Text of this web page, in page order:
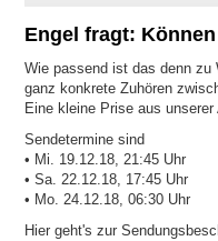
Engel fragt:
Wie passend ist das denn zu
ganz konkrete Zuhören
Eine kleine Prise aus
Sendetermine sind
• Mi. 19.12.18, 21:45 Uhr
• Sa. 22.12.18, 17:45 Uhr
• Mo. 24.12.18, 06:30 Uhr
Hier geht's zur